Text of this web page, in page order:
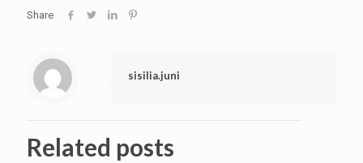
Share
sisilia.juni
Related posts